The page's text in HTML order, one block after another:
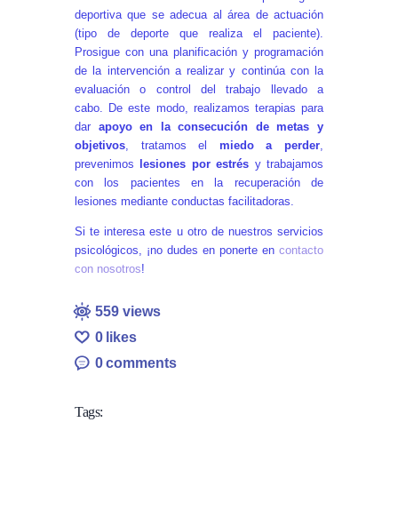
deportiva que se adecua al área de actuación
(tipo de deporte que realiza el paciente).
Prosigue con una planificación y programación
de la intervención a realizar y continúa con la
evaluación o control del trabajo llevado a
cabo. De este modo, realizamos terapias para
dar apoyo en la consecución de metas y
objetivos , tratamos el miedo a perder
prevenimos lesiones por estrés y trabajamos
con los pacientes en la recuperación de
lesiones mediante conductas facilitadoras.
Si te interesa este u otro de nuestros servicios
psicológicos, ¡no dudes en ponerte en contacto
con nosotros!
559 views
0 likes
0comments
Tags: